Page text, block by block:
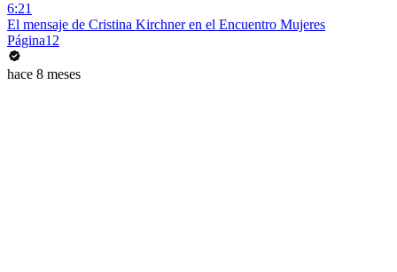
6:21
El mensaje de Cristina Kirchner en el Encuentro Mujeres
Página12
hace 8 meses